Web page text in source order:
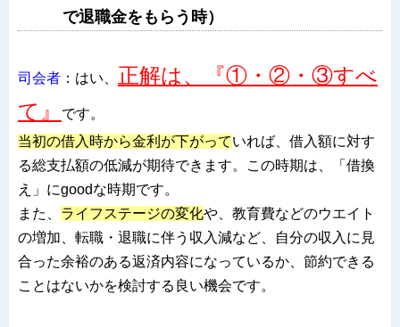
で退職金をもらう時）
司会者 ：はい、 正解は、『①・②・③すべ
て』
です。
当初の借入時から金利が下がっていれば、借入額に対す
る総支払額の低減が期待できます。この時期は、「借換
え」にgoodな時期です。
また、 ライフステージの変化や、教育費などのウエイト
の増加、転職・退職に伴う収入減など、自分の収入に見
合った余裕のある返済内容になっているか、節約できる
ことはないかを検討する良い機会です。